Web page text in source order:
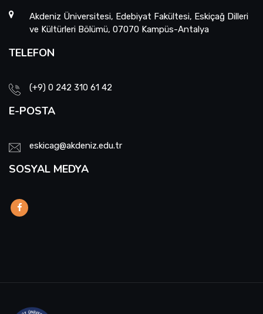
Akdeniz Üniversitesi, Edebiyat Fakültesi, Eskiçağ Dilleri
ve Kültürleri Bölümü, 07070 Kampüs-Antalya
TELEFON
(+9) 0 242 310 61 42
E-POSTA
eskicag@akdeniz.edu.tr
SOSYAL MEDYA